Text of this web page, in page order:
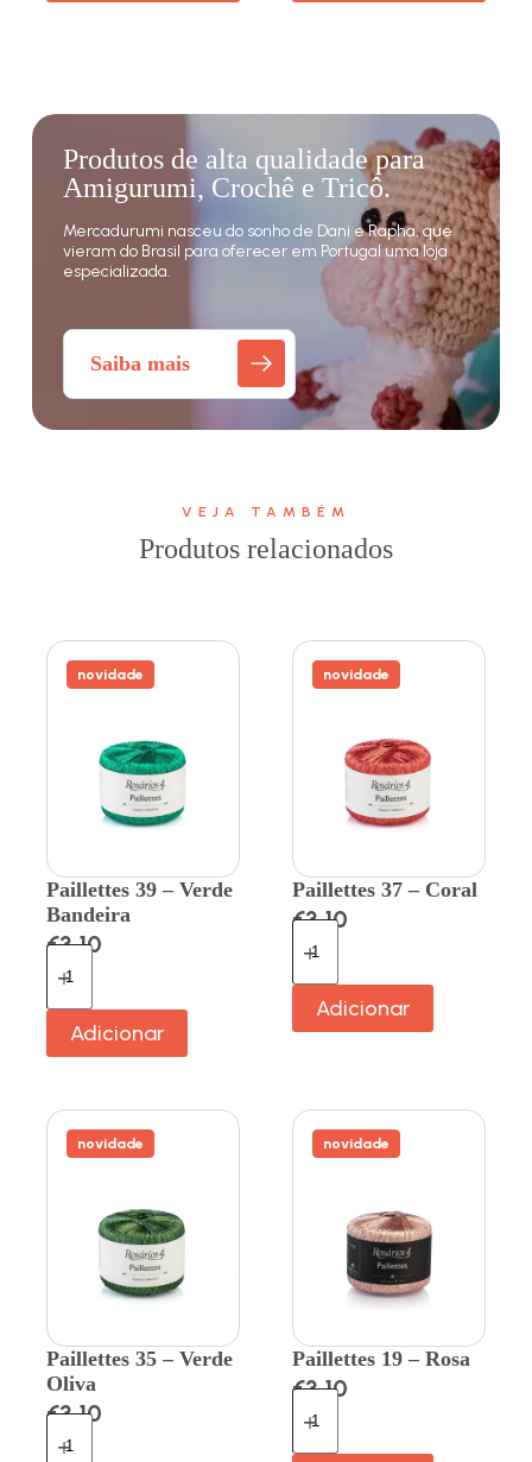
Produtos de alta qualidade para
Amigurumi, Crochê e Tricô.
Mercadurumi nasceu do sonho de Dani e Rapha, que
vieram do Brasil para oferecer em Portugal uma loja
especializada.
Saiba mais
VEJA TAMBÉM
Produtos relacionados
novidade
Paillettes 39 – Verde
Bandeira
€3.10
Adicionar
novidade
Paillettes 37 – Coral
€3.10
Adicionar
novidade
Paillettes 35 – Verde
Oliva
€3.10
novidade
Paillettes 19 – Rosa
€3.10